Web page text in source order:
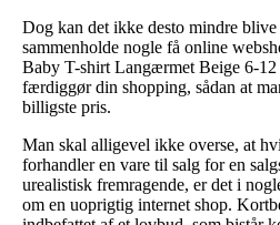
Dog kan det ikke desto mindre
sammenholde nogle få online
Baby T-shirt Langærmet Beige 6-
færdiggør din shopping, sådan at
billigste pris.
Man skal alligevel ikke overse, at
forhandler en vare til salg for en
urealistisk fremragende, er det i
om en uoprigtig internet shop.